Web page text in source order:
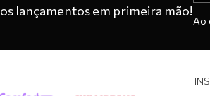
os lançamentos em primeira mão!
Ao